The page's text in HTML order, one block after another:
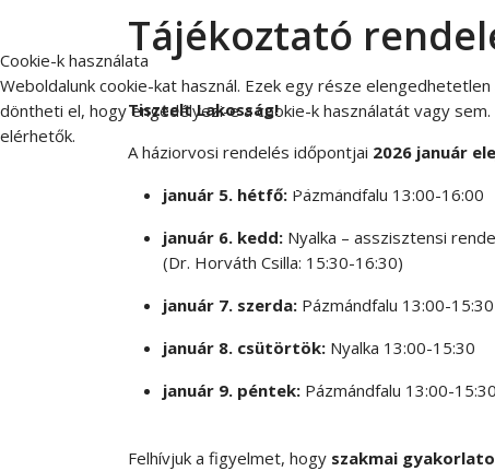
Tájékoztató
Tisztelt Lakosság!
A háziorvosi rendelés időpontjai 2026 január
január 5. hétfő: Pázmándfalu 13:00-16:00
január 6. kedd: Nyalka – asszisztensi
(Dr. Horváth Csilla: 15:30-16:30)
január 7. szerda: Pázmándfalu 13:00-15:30
január 8. csütörtök: Nyalka 13:00-15:30
január 9. péntek: Pázmándfalu 13:00-15:30
Felhívjuk a figyelmet, hogy szakmai
Cookie-k használata
Weboldalunk cookie-kat használ. Ezek egy része
döntheti el, hogy engedélyezi-e a cookie-k használatát vagy
elérhetők.
Elutasítás